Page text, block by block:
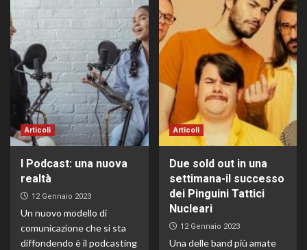
Articoli
I Podcast: una nuova
realtà
12 Gennaio 2023
Un nuovo modello di
comunicazione che si sta
diffondendo è il podcasting
Articoli
Due sold out in una
settimana-il successo
dei Pinguini Tattici
Nucleari
12 Gennaio 2023
Una delle band più amate